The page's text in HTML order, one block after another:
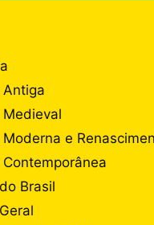
Antiga
e
Brasil